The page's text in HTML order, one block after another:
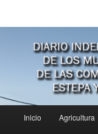
principal
Inicio Agricultura